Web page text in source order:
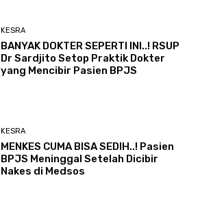
KESRA
BANYAK DOKTER SEPERTI INI..! RSUP
Dr Sardjito Setop Praktik Dokter
yang Mencibir Pasien BPJS
KESRA
MENKES CUMA BISA SEDIH..! Pasien
BPJS Meninggal Setelah Dicibir
Nakes di Medsos